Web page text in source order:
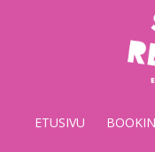
ETUSIVU